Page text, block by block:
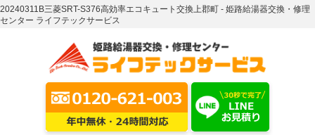
20240311B三菱SRT-S376高効率エコキュート交換上郡町 - 姫路給湯器交換・修理
センター ライフテックサービス